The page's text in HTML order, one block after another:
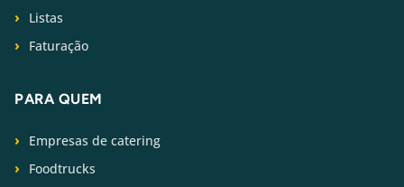
Listas
Faturação
PARA QUEM
Empresas de catering
Foodtrucks